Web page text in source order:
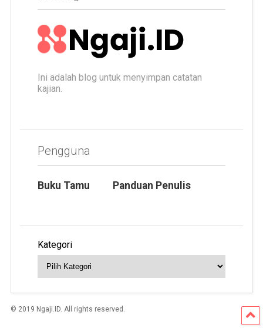
Ini adalah blog untuk menyimpan catatan
kajian.
Pengguna
Buku Tamu Panduan Penulis
Kategori
© 2019 Ngaji.ID. All rights reserved.